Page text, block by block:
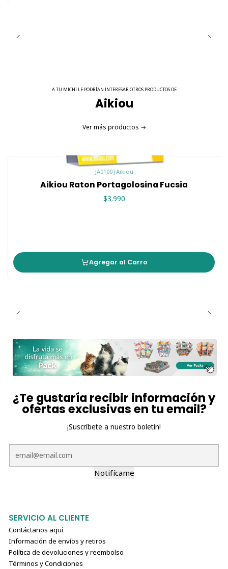
A TU MICHI LE PODRÍAN INTERESAR OTROS PRODUCTOS DE
Aikiou
Ver más productos
JA0100| Aikiou
Aikiou Raton Portagolosina Fucsia
$3.990
Agregar al Carro
¿Te gustaría recibir información y
ofertas exclusivas en tu email?
¡Suscríbete a nuestro boletín!
Notifícame
SERVICIO AL CLIENTE
Contáctanos aquí
Información de envíos y retiros
Política de devoluciones y reembolso
Términos y Condiciones